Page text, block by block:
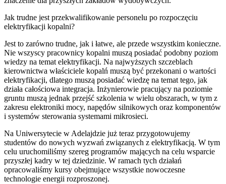
Jak trudne jest przekwalifikowanie personelu po rozpoczęciu
elektryfikacji kopalni?
Jest to zarówno trudne, jak i łatwe, ale przede wszystkim konieczne.
Nie wszyscy pracownicy kopalni muszą posiadać podobny poziom
wiedzy na temat elektryfikacji. Na najwyższych szczeblach
kierownictwa właściciele kopalń muszą być przekonani o wartości
elektryfikacji, dlatego muszą posiadać wiedzę na temat tego, jak
działa całościowa integracja. Inżynierowie pracujący na poziomie
gruntu muszą jednak przejść szkolenia w wielu obszarach, w tym z
zakresu elektroniki mocy, napędów silnikowych oraz komponentów
i systemów sterowania systemami mikrosieci.
Na Uniwersytecie w Adelajdzie już teraz przygotowujemy
studentów do nowych wyzwań związanych z elektryfikacją. W tym
celu uruchomiliśmy szereg programów mających na celu wsparcie
przyszłej kadry w tej dziedzinie. W ramach tych działań
opracowaliśmy kursy obejmujące wszystkie nowoczesne
technologie energii rozproszonej.